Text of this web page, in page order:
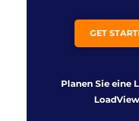
GET
Planen Sie eine